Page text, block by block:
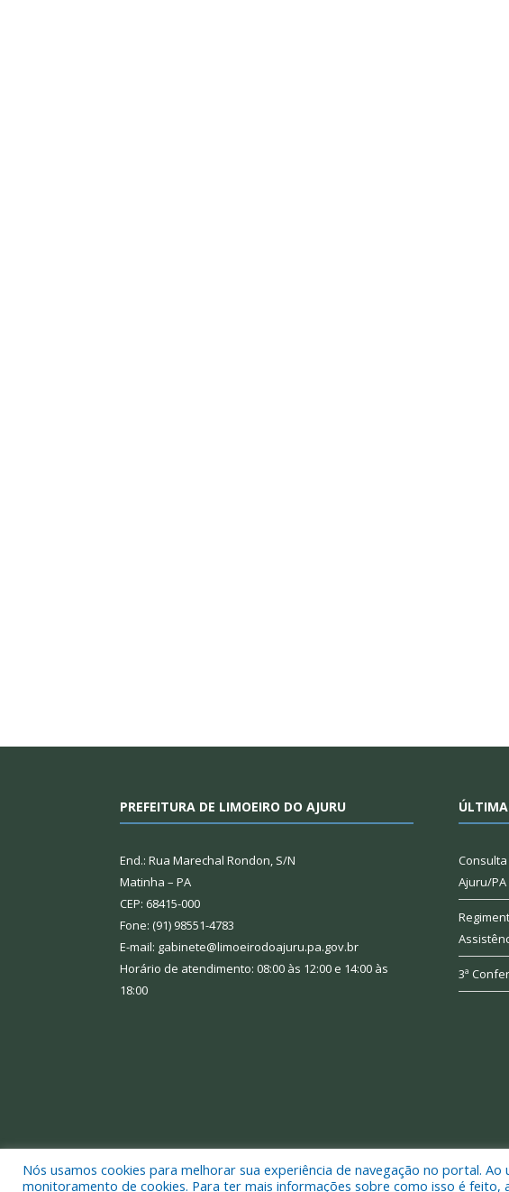
PREFEITURA DE LIMOEIRO DO AJURU
End.: Rua Marechal Rondon, S/N
Matinha – PA
CEP: 68415-000
Fone: (91) 98551-4783
E-mail: gabinete@limoeirodoajuru.pa.gov.br
Horário de atendimento: 08:00 às 12:00 e 14:00 às
18:00
Consulta
Ajuru/PA
3ª
Todos os direitos reservados a Prefeitura Municipal de Limoeiro do
Nós usamos cookies para melhorar sua experiência de navegação no portal.
monitoramento de cookies. Para ter mais informações sobre como isso é feito,